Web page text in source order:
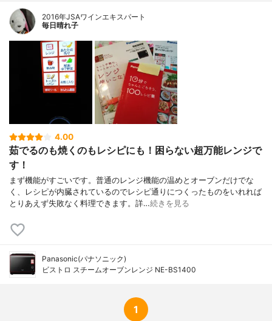
2016年JSAワインエキスパート
毎日晴れ子
4.00
茹でるのも焼くのもレシピにも！困らない超万能レンジで
す！
まず機能がすごいです。普通のレンジ機能の温めとオーブンだけでな
く、レシピが内臓されているのでレシピ通りにつくったものをいれれば
とりあえず失敗なく料理できます。詳…続きを見る
Panasonic(パナソニック)
ビストロ スチームオーブンレンジ NE-BS1400
1